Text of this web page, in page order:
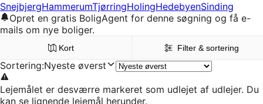
SnejbjergHammerumTjørringHolingHedebyenSinding
Opret en gratis BoligAgent for denne søgning og få e-
mails om nye boliger.
Kort Filter & sortering
Sortering:Nyeste øverst
Lejemålet er desværre markeret som udlejet af udlejer. Du
kan se lignende lejemål herunder.